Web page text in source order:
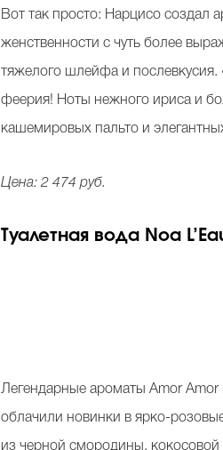
Вот так просто: Нарцисо создал
женственности с чуть более
тяжелого шлейфа и послевкусия.
феерия! Ноты нежного ириса и
кашемировых пальто и
Цена: 2 474 руб.
Туалетная вода Noa
Легендарные ароматы Amor
облачили новинки в ярко-
из черной смородины, кокосовой